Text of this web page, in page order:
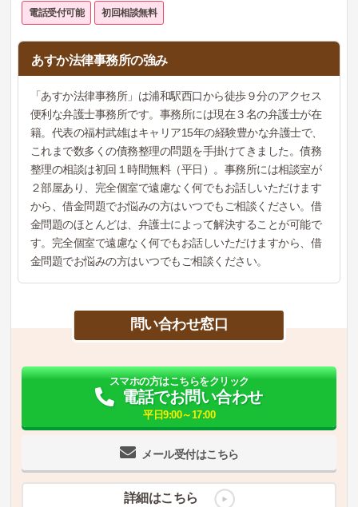
電話受付可能 初回相談無料
あすか法律事務所の強み
「あすか法律事務所」は浦和駅西口から徒歩９分のアクセス
便利な弁護士事務所です。事務所には現在３名の弁護士が在
籍。代表の福村武雄はキャリア15年の経験豊かな弁護士で、
これまで数多くの債務整理の問題を手掛けてきました。債務
整理の相談は初回１時間無料（平日）。事務所には相談室が
２部屋あり、完全個室で遠慮なく何でもお話しいただけます
から、借金問題でお悩みの方はいつでもご相談ください。借
金問題のほとんどは、弁護士によって解決することが可能で
す。完全個室で遠慮なく何でもお話しいただけますから、借
金問題でお悩みの方はいつでもご相談ください。
問い合わせ窓口
メール受付はこちら
スマホの方はこちらをクリック
電話でお問い合わせ
平日9:00～17:00
詳細はこちら